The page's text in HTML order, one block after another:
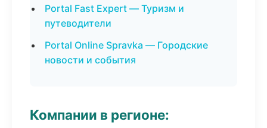
Portal Fast Expert — Туризм и
путеводители
Portal Online Spravka — Городские
новости и события
Компании в регионе: